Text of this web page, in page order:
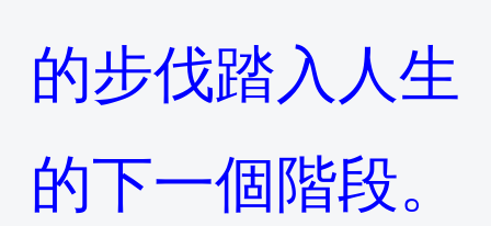
的步伐踏入人生
的下一個階段。